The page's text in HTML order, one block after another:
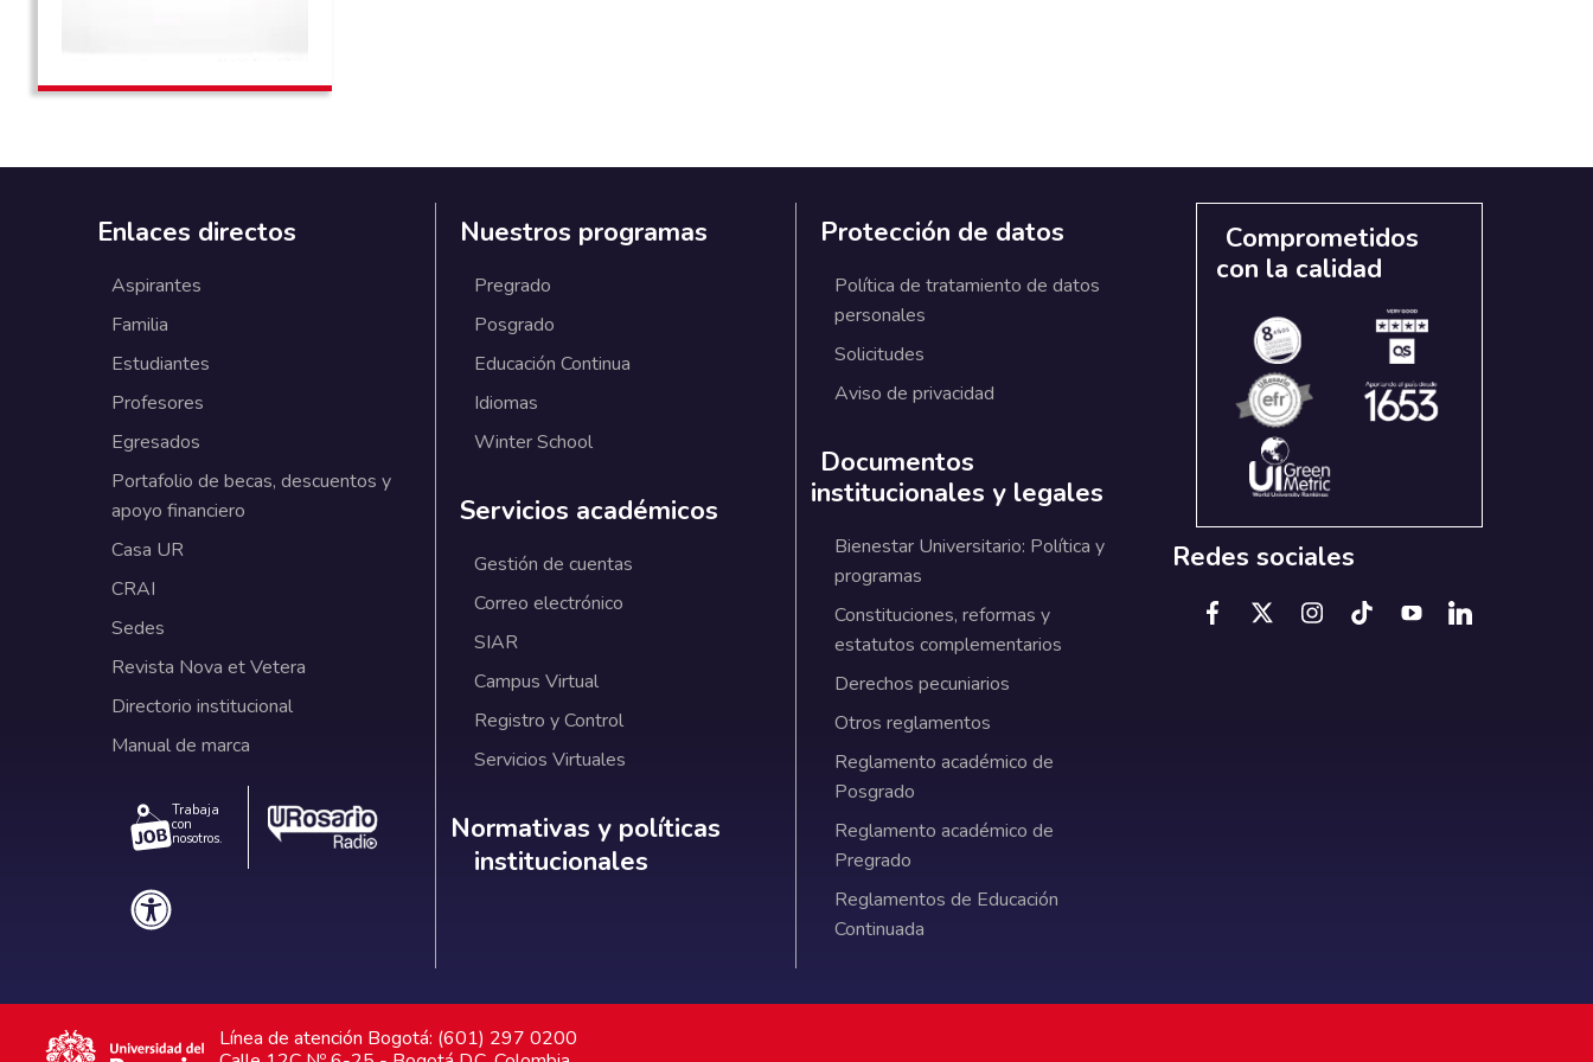
Enlaces directos
Aspirantes
Familia
Estudiantes
Profesores
Egresados
Portafolio de becas, descuentos y
apoyo financiero
Casa UR
CRAI
Sedes
Revista Nova et Vetera
Directorio institucional
Manual de marca
Trabaja
con
nosotros.
Nuestros programas
Pregrado
Posgrado
Educación Continua
Idiomas
Winter School
Servicios académicos
Gestión de cuentas
Correo electrónico
SIAR
Campus Virtual
Registro y Control
Servicios Virtuales
Normativas y políticas institucionales
Normativas y políticas
institucionales
Protección de datos
Política de tratamiento de datos
personales
Solicitudes
Aviso de privacidad
Documentos
institucionales y legales
Bienestar Universitario: Política y
programas
Constituciones, reformas y
estatutos complementarios
Derechos pecuniarios
Otros reglamentos
Reglamento académico de
Posgrado
Reglamento académico de
Pregrado
Reglamentos de Educación
Continuada
Comprometidos
con la calidad
Redes sociales
Línea de atención Bogotá: (601) 297 0200